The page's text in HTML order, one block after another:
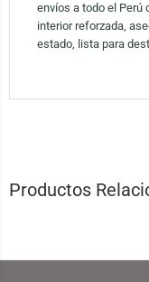
envíos a todo el Perú
interior reforzada,
estado, lista para
Productos